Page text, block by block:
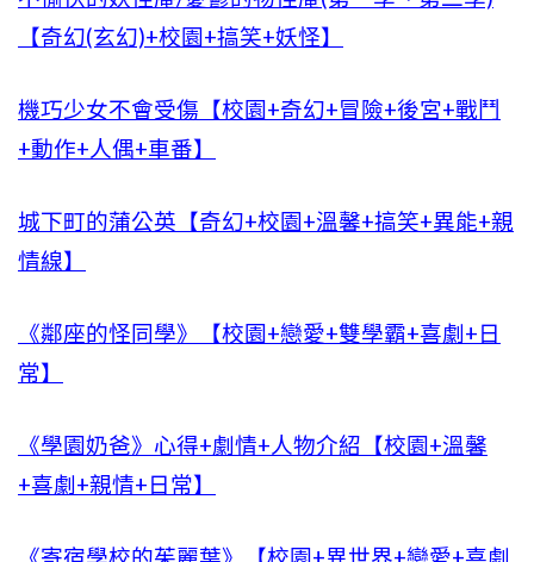
【奇幻(玄幻)+校園+搞笑+妖怪】
機巧少女不會受傷【校園+奇幻+冒險+後宮+戰鬥
+動作+人偶+車番】
城下町的蒲公英【奇幻+校園+溫馨+搞笑+異能+親
情線】
《鄰座的怪同學》【校園+戀愛+雙學霸+喜劇+日
常】
《學園奶爸》心得+劇情+人物介紹【校園+溫馨
+喜劇+親情+日常】